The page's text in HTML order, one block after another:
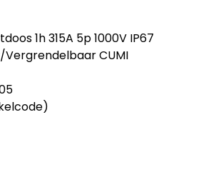
1h 315A 5p 1000V IP67
CUMI